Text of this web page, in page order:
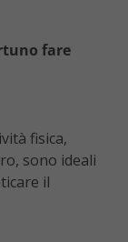
fare
fisica,
sono ideali
il